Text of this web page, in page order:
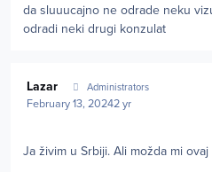
da sluuucajno ne odrade neku
odradi neki drugi konzulat
Lazar Administrators
February 13, 20242 yr
Ja živim u Srbiji. Ali možda mi